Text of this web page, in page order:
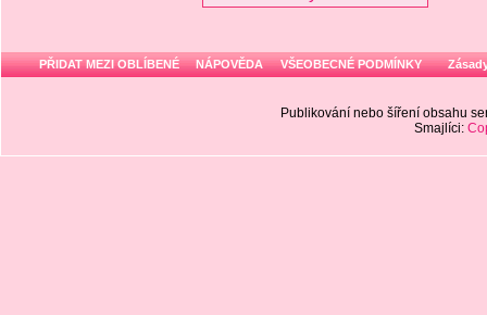
PŘIDAT MEZI OBLÍBENÉ NÁPOVĚDA VŠEOBECNÉ PODMÍNKY
Publikování nebo šíření obsahu
Smajlíci: